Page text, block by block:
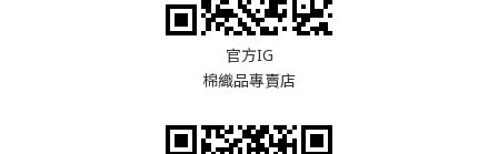
官方IG
棉織品專賣店